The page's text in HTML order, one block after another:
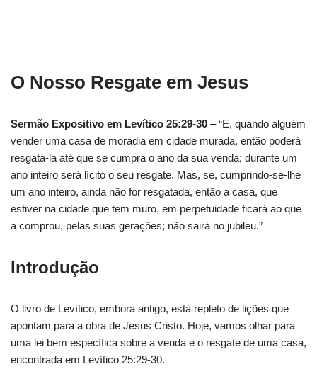
O Nosso Resgate em Jesus
Sermão Expositivo em Levítico 25:29-30 – “E, quando alguém
vender uma casa de moradia em cidade murada, então poderá
resgatá-la até que se cumpra o ano da sua venda; durante um
ano inteiro será lícito o seu resgate. Mas, se, cumprindo-se-lhe
um ano inteiro, ainda não for resgatada, então a casa, que
estiver na cidade que tem muro, em perpetuidade ficará ao que
a comprou, pelas suas gerações; não sairá no jubileu.”
Introdução
O livro de Levítico, embora antigo, está repleto de lições que
apontam para a obra de Jesus Cristo. Hoje, vamos olhar para
uma lei bem específica sobre a venda e o resgate de uma casa,
encontrada em Levítico 25:29-30.